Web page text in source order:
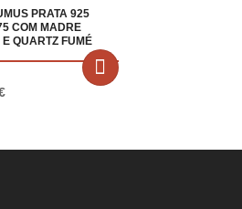
PRATA 925
COM MADRE
E QUARTZ FUMÉ